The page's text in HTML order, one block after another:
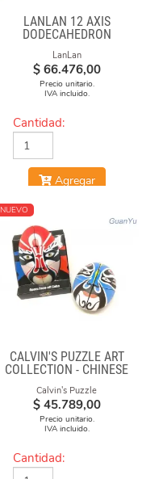
LANLAN 12 AXIS
DODECAHEDRON
DIAMOND CUBE
LanLan
$ 66.476,00
Precio unitario.
IVA incluido.
Cantidad:
Agregar
NUEVO
CALVIN'S PUZZLE ART
COLLECTION - CHINESE
OPERA FACE-OFF CUBE
(RED & BLUE MASKS)
Calvin's Puzzle
$ 45.789,00
Precio unitario.
IVA incluido.
Cantidad: